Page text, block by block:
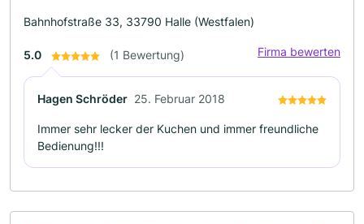
Bahnhofstraße 33, 33790 Halle (Westfalen)
5.0 (1 Bewertung) Firma bewerten
Hagen Schröder 25. Februar 2018
Immer sehr lecker der Kuchen und immer freundliche
Bedienung!!!